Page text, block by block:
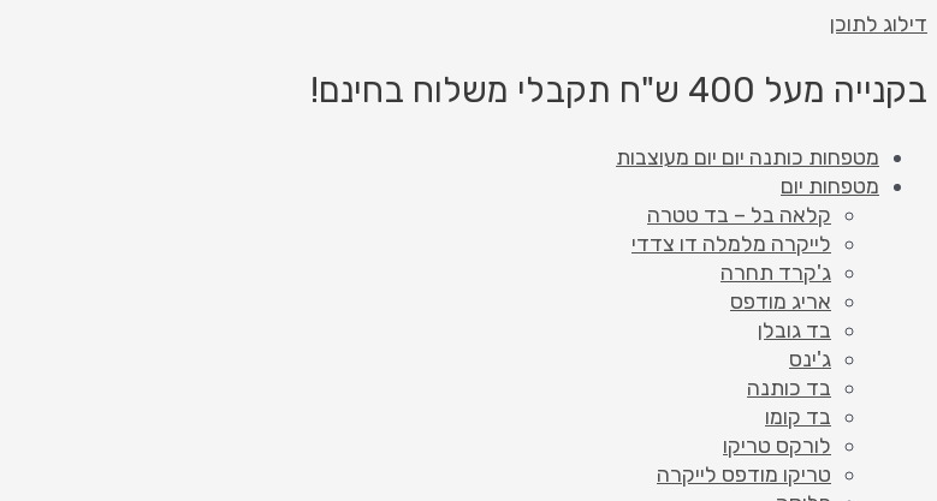
דילוג לתוכן
בקנייה מעל 400 ש"ח תקבלי משלוח בחינם!
מטפחות כותנה יום יום מעוצבות
מטפחות יום
קלאה בל – בד טטרה
לייקרה מלמלה דו צדדי
ג'קרד תחרה
אריג מודפס
בד גובלן
ג'ינס
בד כותנה
בד קומו
לורקס טריקו
טריקו מודפס לייקרה